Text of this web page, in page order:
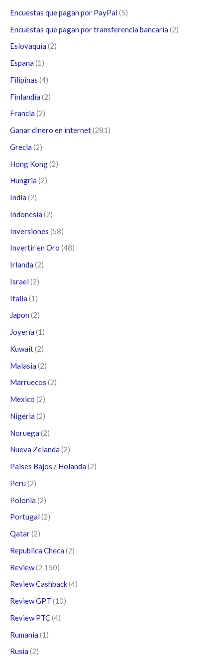
Encuestas que pagan por PayPal (5)
Encuestas que pagan por transferencia bancaria (2)
Eslovaquia (2)
Espana (1)
Filipinas (4)
Finlandia (2)
Francia (2)
Ganar dinero en internet(281)
Grecia (2)
Hong Kong(2)
Hungria (2)
India (2)
Indonesia (2)
Inversiones (58)
Invertir en Oro (48)
Irlanda (2)
Israel (2)
Italia (1)
Japon (2)
Joyería (1)
Kuwait(2)
Malasia (2)
Marruecos (2)
Mexico (2)
Nigeria (2)
Noruega (2)
Nueva Zelanda (2)
Paises Bajos / Holanda (2)
Peru (2)
Polonia (2)
Portugal (2)
Qatar(2)
Republica Checa (2)
Review(2.150)
Review Cashback(4)
Review GPT (10)
Review PTC(4)
Rumania (1)
Rusia (2)